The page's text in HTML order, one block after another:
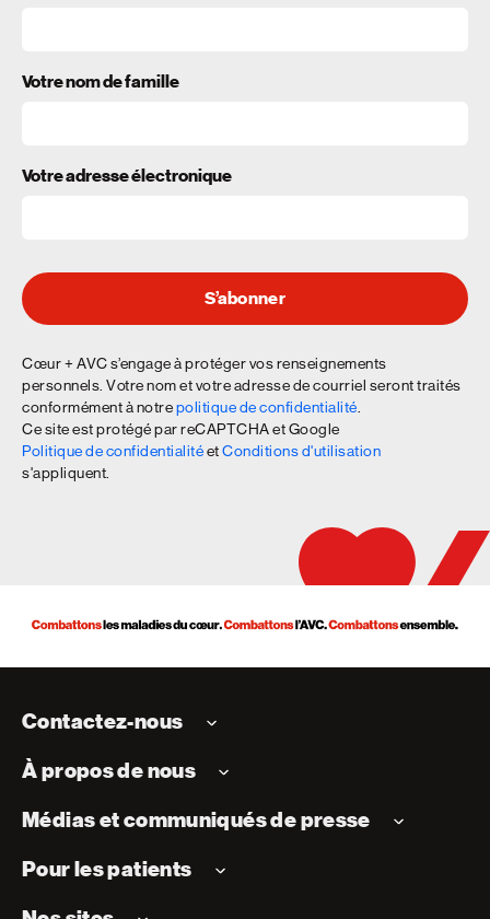
Votre nom de famille
Votre adresse électronique
S’abonner
Cœur + AVC s’engage à protéger vos renseignements
personnels. Votre nom et votre adresse de courriel seront traités
conformément à notrepolitique de confidentialité
Ce site est protégé par reCAPTCHA et Google
Politique de confidentialitéetConditions d'utilisation
s'appliquent.
Contactez-nous
À propos de nous
Médias et communiqués de presse
Pour les patients